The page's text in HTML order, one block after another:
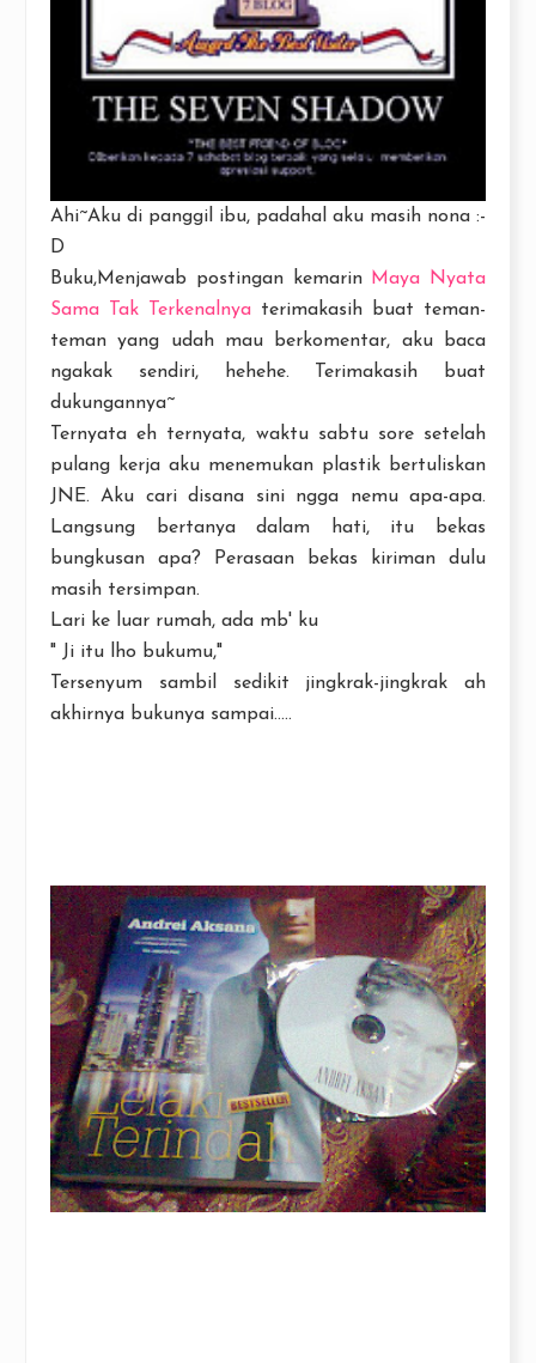
Ahi~Aku di panggil ibu, padahal aku masih nona :-
D
Buku,Menjawab postingan kemarin
Maya Nyata
Sama Tak Terkenalnya terimakasih buat teman-
teman yang udah mau berkomentar, aku baca
ngakak sendiri, hehehe. Terimakasih buat
dukungannya~
Ternyata eh ternyata, waktu sabtu sore setelah
pulang kerja aku menemukan plastik bertuliskan
JNE. Aku cari disana sini ngga nemu apa-apa.
Langsung bertanya dalam hati, itu bekas
bungkusan apa? Perasaan bekas kiriman dulu
masih tersimpan.
Lari ke luar rumah, ada mb' ku
" Ji itu lho bukumu,"
Tersenyum sambil sedikit jingkrak-jingkrak ah
akhirnya bukunya sampai.....